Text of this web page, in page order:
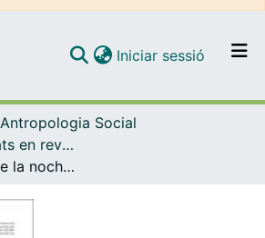
Navega per tot el DD
Com publicar
Iniciar sessió (current)
Antropologia Social
Articles publicats en revistes (Antropologia Social)
Las hogueras de la noche de Sant Joan y la desactivación de la cultura infantil de calle en Barcelona